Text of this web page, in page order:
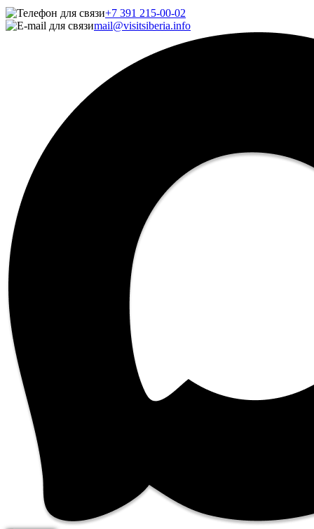
+7 391 215-00-02
mail@visitsiberia.info